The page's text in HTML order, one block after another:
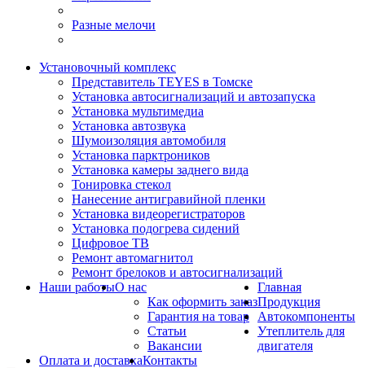
Разные мелочи
Установочный комплекс
Представитель TEYES в Томске
Установка автосигнализаций и автозапуска
Установка мультимедиа
Установка автозвука
Шумоизоляция автомобиля
Установка парктроников
Установка камеры заднего вида
Тонировка стекол
Нанесение антигравийной пленки
Установка видеорегистраторов
Установка подогрева сидений
Цифровое ТВ
Ремонт автомагнитол
Ремонт брелоков и автосигнализаций
Наши работыО нас
Как оформить заказ
Гарантия на товар
Статьи
Вакансии
Оплата и доставкаКонтакты
Главная
Продукция
Автокомпоненты
Утеплитель для
двигателя